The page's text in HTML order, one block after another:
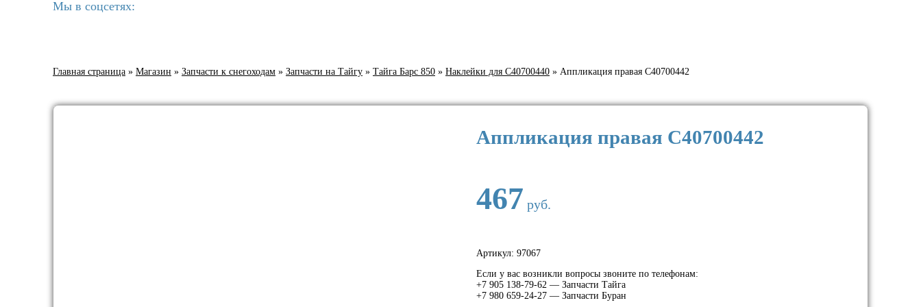
Мы в соцсетях:
Главная страница » Магазин » Запчасти к снегоходам » Запчасти на Тайгу » Тайга Барс 850 » Наклейки для С40700440 » Аппликация правая C40700442
Аппликация правая C40700442
467 руб.
Артикул: 97067
Если у вас возникли вопросы звоните по телефонам:
+7 905 138-79-62 — Запчасти Тайга
+7 980 659-24-27 — Запчасти Буран